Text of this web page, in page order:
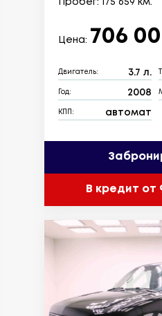
Пробег: 175 659 км.
Цена: 706
Двигатель: 3.7 л.
Год: 2008
КПП: автомат
В кредит от